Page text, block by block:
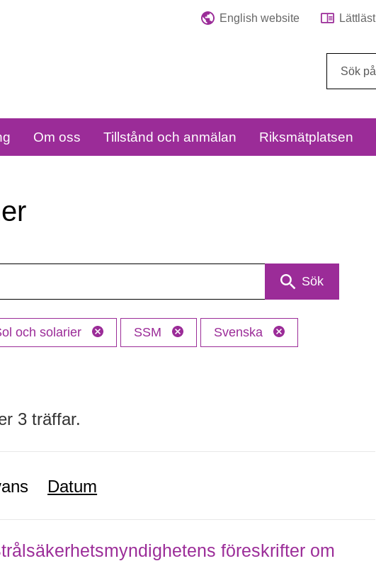
English website Lättläst
Om oss Tillstånd och anmälan Riksmätplatsen
Sök
och solarier SSM Svenska
3 träffar.
Datum
föreskrifter om